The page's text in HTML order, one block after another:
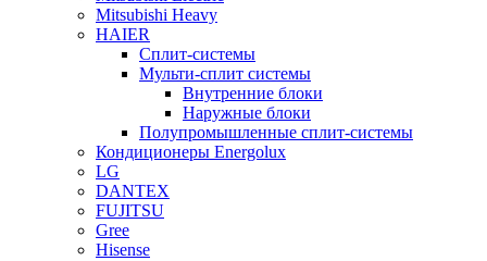
Mitsubishi Heavy
HAIER
Сплит-системы
Мульти-сплит системы
Внутренние блоки
Наружные блоки
Полупромышленные сплит-системы
Кондиционеры Energolux
LG
DANTEX
FUJITSU
Gree
Hisense